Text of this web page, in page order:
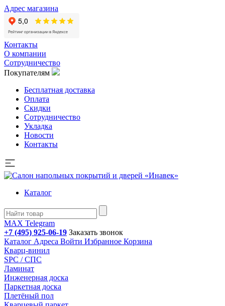
Адрес магазина
Контакты
О компании
Сотрудничество
Покупателям
Бесплатная доставка
Оплата
Скидки
Сотрудничество
Укладка
Новости
Контакты
Каталог
MAX Telegram
+7 (495) 925-06-19 Заказать звонок
Каталог Адреса Войти Избранное Корзина
Кварц-винил
SPC / СПС
Ламинат
Инженерная доска
Паркетная доска
Плетёный пол